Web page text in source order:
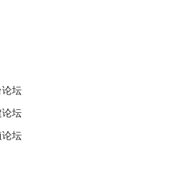
坛
坛
坛